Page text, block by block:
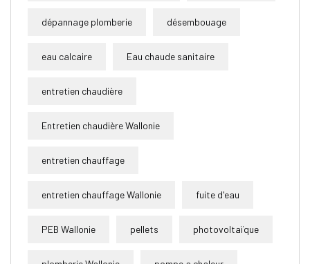
dépannage plomberie désembouage
eau calcaire Eau chaude sanitaire
entretien chaudière
Entretien chaudière Wallonie
entretien chauffage
entretien chauffage Wallonie fuite d'eau
PEB Wallonie pellets photovoltaïque